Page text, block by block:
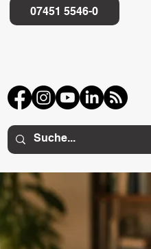
07451 5546-0